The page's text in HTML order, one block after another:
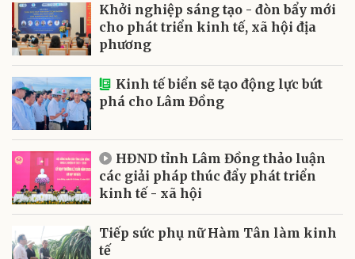
Khởi nghiệp sáng tạo - đòn bẩy mới
cho phát triển kinh tế, xã hội địa
phương
Kinh tế biển sẽ tạo động lực bứt
phá cho Lâm Đồng
HĐND tỉnh Lâm Đồng thảo luận
các giải pháp thúc đẩy phát triển
kinh tế - xã hội
Tiếp sức phụ nữ Hàm Tân làm kinh
tế